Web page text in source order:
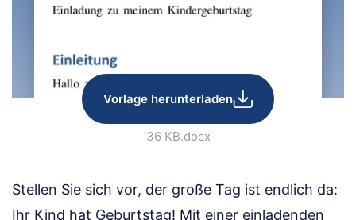
Vorlage herunterladen
36 KB.docx
Stellen Sie sich vor, der große Tag ist endlich da:
Ihr Kind hat Geburtstag! Mit einer einladenden